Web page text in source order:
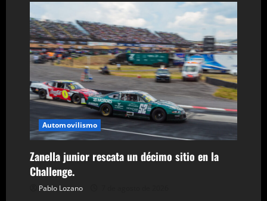
Automovilismo
Zanella junior rescata un décimo sitio en la
Challenge.
Pablo Lozano